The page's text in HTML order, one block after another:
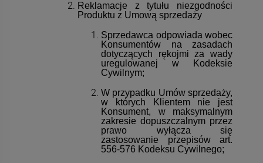
Reklamacje z tytułu niezgodności
Produktu z Umową sprzedaży
Sprzedawca odpowiada wobec
Konsumentów na zasadach
dotyczących rękojmi za wady
uregulowanej w Kodeksie
Cywilnym;
W przypadku Umów sprzedaży,
w których Klientem nie jest
Konsument, w maksymalnym
zakresie dopuszczalnym przez
prawo wyłącza się
zastosowanie przepisów art.
556-576 Kodeksu Cywilnego;